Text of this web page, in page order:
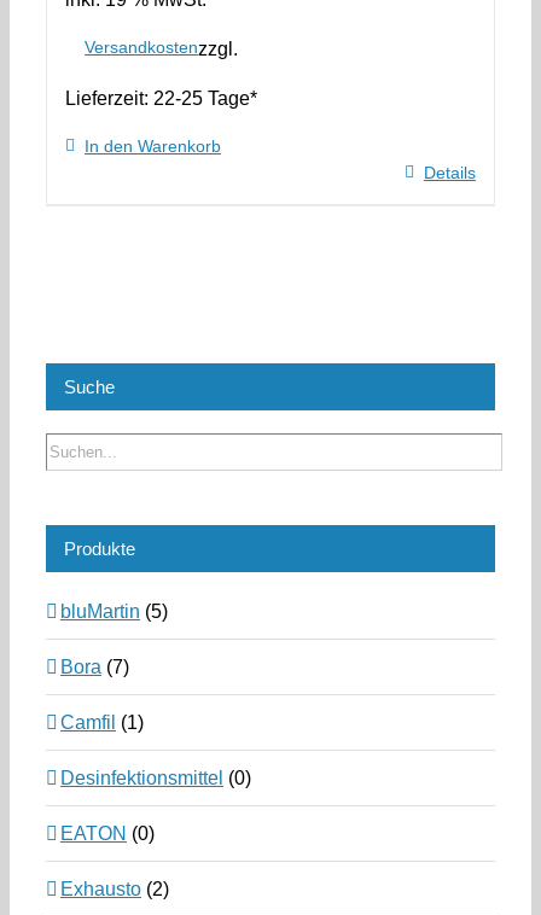
zzgl.
Versandkosten
Lieferzeit: 22-25 Tage*
In den Warenkorb
Details
Suche
Produkte
bluMartin (5)
Bora (7)
Camfil (1)
Desinfektionsmittel (0)
EATON (0)
Exhausto (2)